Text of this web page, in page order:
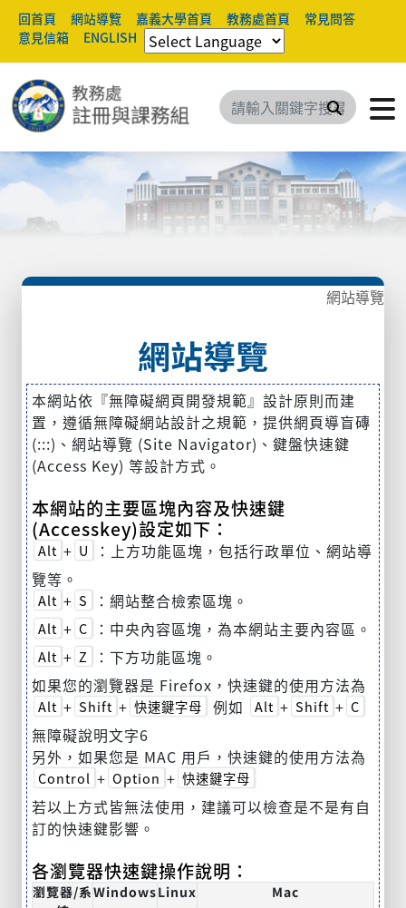
回首頁 網站導覽 嘉義大學首頁 教務處首頁
常見問答
意見信箱
ENGLISH
搜尋
網站導覽
網站導覽
本網站依『無障礙網頁開發規範』設計原則而建
置，遵循無障礙網站設計之規範，提供網頁導盲磚
(:::)、網站導覽 (Site Navigator)、鍵盤快速鍵
(Access Key) 等設計方式。
本網站的主要區塊內容及快速鍵
(Accesskey)設定如下：
Alt + U
：上方功能區塊，包括行政單位、網站導
覽等。
Alt + S ：網站整合檢索區塊。
Alt + C ：中央內容區塊，為本網站主要內容區。
Alt + Z
：下方功能區塊。
如果您的瀏覽器是 Firefox，快速鍵的使用方法為
Alt + Shift + 快速鍵字母 例如 Alt + Shift + C
無障礙說明文字6
另外，如果您是 MAC 用戶，快速鍵的使用方法為
Control + Option + 快速鍵字母
若以上方式皆無法使用，建議可以檢查是不是有自
訂的快速鍵影響。
各瀏覽器快速鍵操作說明：
瀏覽器/系WindowsLinux Mac